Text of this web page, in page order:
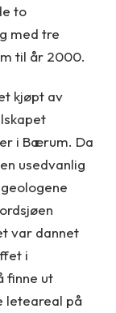
to
med tre
til år 2000.
kjøpt av
i Bærum. Da
usedvanlig
var dannet
i
finne ut
leteareal på